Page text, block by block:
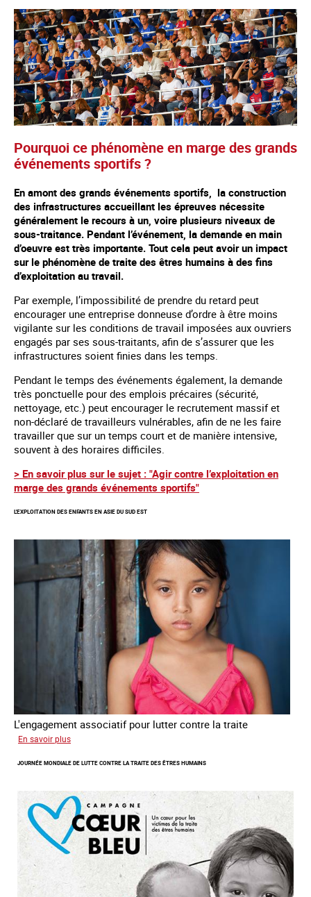
Pourquoi ce phénomène en marge des grands
événements sportifs ?
En amont des grands événements sportifs, la construction
des infrastructures accueillant les épreuves nécessite
généralement le recours à un, voire plusieurs niveaux de
sous-traitance. Pendant l’événement, la demande en main
d’oeuvre est très importante. Tout cela peut avoir un impact
sur le phénomène de traite des êtres humains à des fins
d’exploitation au travail.
Par exemple, l’impossibilité de prendre du retard peut
encourager une entreprise donneuse d’ordre à être moins
vigilante sur les conditions de travail imposées aux ouvriers
engagés par ses sous-traitants, afin de s’assurer que les
infrastructures soient finies dans les temps.
Pendant le temps des événements également, la demande
très ponctuelle pour des emplois précaires (sécurité,
nettoyage, etc.) peut encourager le recrutement massif et
non-déclaré de travailleurs vulnérables, afin de ne les faire
travailler que sur un temps court et de manière intensive,
souvent à des horaires difficiles.
> En savoir plus sur le sujet : "Agir contre l’exploitation en
marge des grands événements sportifs"
L'EXPLOITATION DES ENFANTS EN ASIE DU SUD EST
L'engagement associatif pour lutter contre la traite
En savoir plus
des
en
Asie
du
sud
est
JOURNÉE MONDIALE DE LUTTE CONTRE LA TRAITE DES ÊTRES HUMAINS